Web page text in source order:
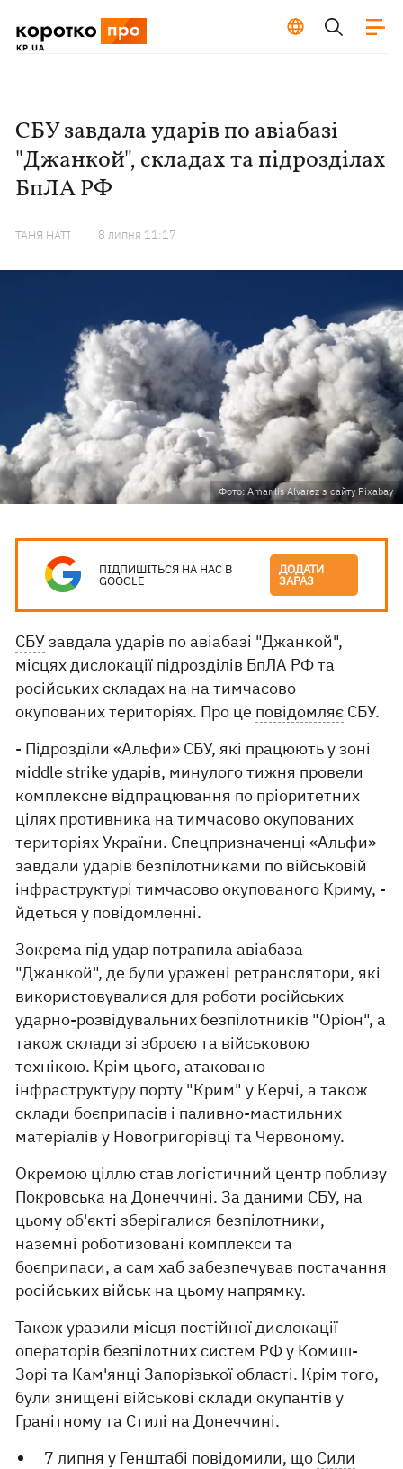
СБУ завдала ударів по авіабазі
"Джанкой", складах та підрозділах
БпЛА РФ
ТАНЯ НАТІ 8 липня 11:17
Фото: Amarilis Alvarez з сайту Pixabay
ПІДПИШІТЬСЯ НА НАС В
GOOGLE
ДОДАТИ
ЗАРАЗ
СБУзавдала ударів по авіабазі "Джанкой",
місцях дислокації підрозділів БпЛА РФ та
російських складах на на тимчасово
окупованих територіях. Про це повідомляє СБУ.
- Підрозділи «Альфи» СБУ, які працюють у зоні
мiddle strike ударів, минулого тижня провели
комплексне відпрацювання по пріоритетних
цілях противника на тимчасово окупованих
територіях України. Спецпризначенці «Альфи»
завдали ударів безпілотниками по військовій
інфраструктурі тимчасово окупованого Криму, -
йдеться у повідомленні.
Зокрема під удар потрапила авіабаза
"Джанкой", де були уражені ретранслятори, які
використовувалися для роботи російських
ударно-розвідувальних безпілотників "Оріон", а
також склади зі зброєю та військовою
технікою. Крім цього, атаковано
інфраструктуру порту "Крим" у Керчі, а також
склади боєприпасів і паливно-мастильних
матеріалів у Новогригорівці та Червоному.
Окремою ціллю став логістичний центр поблизу
Покровська на Донеччині. За даними СБУ, на
цьому об'єкті зберігалися безпілотники,
наземні роботизовані комплекси та
боєприпаси, а сам хаб забезпечував постачання
російських військ на цьому напрямку.
Також уразили місця постійної дислокації
операторів безпілотних систем РФ у Комиш-
Зорі та Кам'янці Запорізької області. Крім того,
були знищені військові склади окупантів у
Гранітному та Стилі на Донеччині.
7 липня у Генштабі повідомили, що Сили